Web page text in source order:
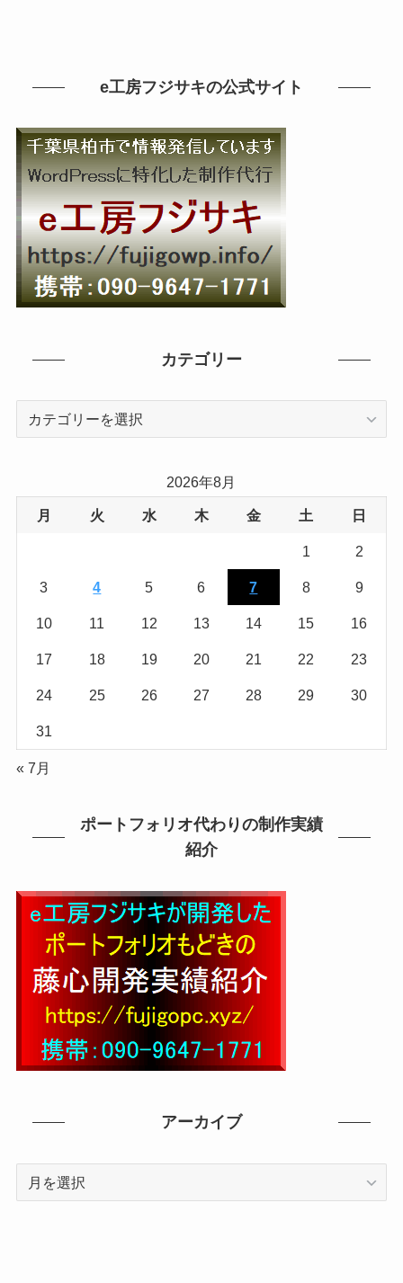
e工房フジサキの公式サイト
カテゴリー
ー
2026年8月
月 火 水 木 金 土 日
1 2
3 4 5 6 7 8 9
10 11 12 13 14 15 16
17 18 19 20 21 22 23
24 25 26 27 28 29 30
31
« 7月
ポートフォリオ代わりの制作実績
紹介
アーカイブ